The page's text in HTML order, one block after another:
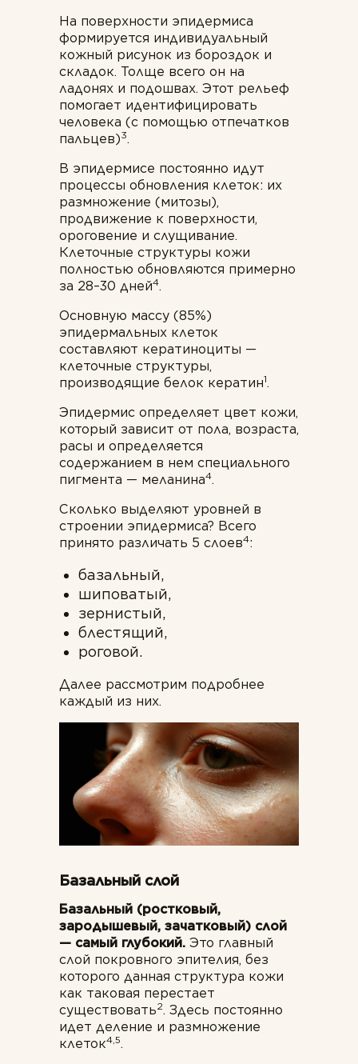
На поверхности эпидермиса
формируется индивидуальный
кожный рисунок из бороздок и
складок. Толще всего он на
ладонях и подошвах. Этот рельеф
помогает идентифицировать
человека (с помощью отпечатков
пальцев)3.
В эпидермисе постоянно идут
процессы обновления клеток: их
размножение (митозы),
продвижение к поверхности,
ороговение и слущивание.
Клеточные структуры кожи
полностью обновляются примерно
за 28–30 дней4.
Основную массу (85%)
эпидермальных клеток
составляют кератиноциты —
клеточные структуры,
производящие белок кератин1.
Эпидермис определяет цвет кожи,
который зависит от пола, возраста,
расы и определяется
содержанием в нем специального
пигмента — меланина4.
Сколько выделяют уровней в
строении эпидермиса? Всего
принято различать 5 слоев4:
базальный,
шиповатый,
зернистый,
блестящий,
роговой.
Далее рассмотрим подробнее
каждый из них.
Базальный слой
Базальный (ростковый,
зародышевый, зачатковый) слой
— самый глубокий. Это главный
слой покровного эпителия, без
которого данная структура кожи
как таковая перестает
существовать2. Здесь постоянно
идет деление и размножение
клеток4,5.